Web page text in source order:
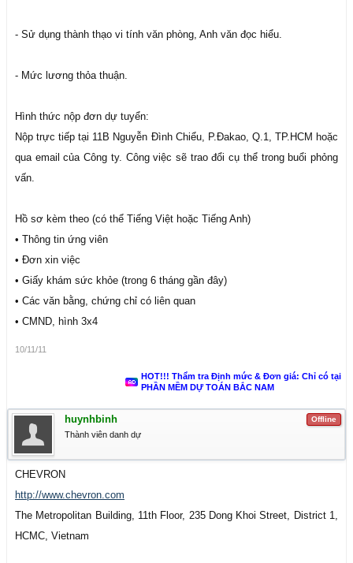
- Sử dụng thành thạo vi tính văn phòng, Anh văn đọc hiểu.
- Mức lương thỏa thuận.
Hình thức nộp đơn dự tuyển:
Nộp trực tiếp tại 11B Nguyễn Đình Chiểu, P.Đakao, Q.1, TP.HCM hoặc
qua email của Công ty. Công việc sẽ trao đổi cụ thể trong buổi phỏng
vấn.
Hồ sơ kèm theo (có thể Tiếng Việt hoặc Tiếng Anh)
• Thông tin ứng viên
• Đơn xin việc
• Giấy khám sức khỏe (trong 6 tháng gần đây)
• Các văn bằng, chứng chỉ có liên quan
• CMND, hình 3x4
10/11/11
HOT!!! Thẩm tra Định mức & Đơn giá: Chỉ có tại
PHẦN MỀM DỰ TOÁN BẮC NAM
Offline
huynhbinh
Thành viên danh dự
CHEVRON
http://www.chevron.com
The Metropolitan Building, 11th Floor, 235 Dong Khoi Street, District 1,
HCMC, Vietnam